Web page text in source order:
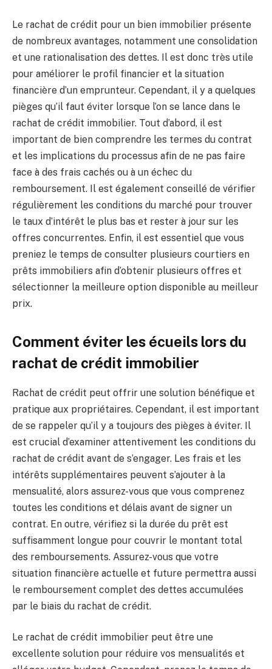
Le rachat de crédit pour un bien immobilier présente
de nombreux avantages, notamment une consolidation
et une rationalisation des dettes. Il est donc très utile
pour améliorer le profil financier et la situation
financière d’un emprunteur. Cependant, il y a quelques
pièges qu’il faut éviter lorsque l’on se lance dans le
rachat de crédit immobilier. Tout d’abord, il est
important de bien comprendre les termes du contrat
et les implications du processus afin de ne pas faire
face à des frais cachés ou à un échec du
remboursement. Il est également conseillé de vérifier
régulièrement les conditions du marché pour trouver
le taux d’intérêt le plus bas et rester à jour sur les
offres concurrentes. Enfin, il est essentiel que vous
preniez le temps de consulter plusieurs courtiers en
prêts immobiliers afin d’obtenir plusieurs offres et
sélectionner la meilleure option disponible au meilleur
prix.
Comment éviter les écueils lors du
rachat de crédit immobilier
Rachat de crédit peut offrir une solution bénéfique et
pratique aux propriétaires. Cependant, il est important
de se rappeler qu’il y a toujours des pièges à éviter. Il
est crucial d’examiner attentivement les conditions du
rachat de crédit avant de s’engager. Les frais et les
intérêts supplémentaires peuvent s’ajouter à la
mensualité, alors assurez-vous que vous comprenez
toutes les conditions et délais avant de signer un
contrat. En outre, vérifiez si la durée du prêt est
suffisamment longue pour couvrir le montant total
des remboursements. Assurez-vous que votre
situation financière actuelle et future permettra aussi
le remboursement complet des dettes accumulées
par le biais du rachat de crédit.
Le rachat de crédit immobilier peut être une
excellente solution pour réduire vos mensualités et